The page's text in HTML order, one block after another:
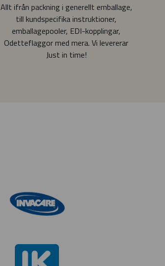
Allt ifrån packning i generellt emballage,
till kundspecifika instruktioner,
emballagepooler, EDI-kopplingar,
Odetteflaggor med mera. Vi levererar
Just in time!